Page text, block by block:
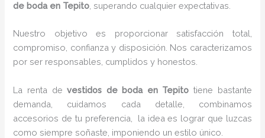
de boda en Tepito , superando cualquier expectativas.
Nuestro objetivo es proporcionar satisfacción total,
compromiso, confianza y disposición. Nos caracterizamos
por ser responsables, cumplidos y honestos.
La renta devestidos de boda en Tepito tiene bastante
demanda, cuidamos cada detalle, combinamos
accesorios de tu preferencia, la idea es lograr que luzcas
como siempre soñaste, imponiendo un estilo único.